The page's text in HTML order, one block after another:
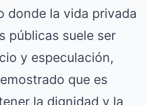
donde la vida privada
públicas suele ser
y especulación,
que es
la dignidad y la